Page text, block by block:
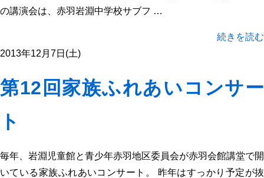
の講演会は、赤羽岩淵中学校サブフ …
続きを読む
2013年12月7日(土)
第12回家族ふれあいコンサー
ト
毎年、岩淵児童館と青少年赤羽地区委員会が赤羽会館講堂で開
いている家族ふれあいコンサート。 昨年はすっかり予定が抜